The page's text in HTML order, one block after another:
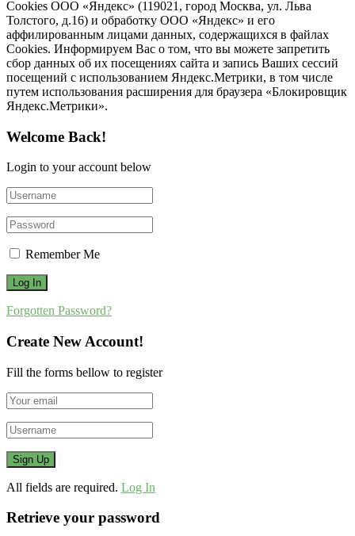
Cookies ООО «Яндекс» (119021, город Москва, ул. Льва
Толстого, д.16) и обработку ООО «Яндекс» и его
аффилированным лицами данных, содержащихся в файлах
Cookies. Информируем Вас о том, что вы можете запретить
сбор данных об их посещениях сайта и запись Ваших сессий
посещений с использованием Яндекс.Метрики, в том числе
путем использования расширения для браузера «Блокировщик
Яндекс.Метрики».
Welcome Back!
Login to your account below
Remember Me
Forgotten Password?
Create New Account!
Fill the forms bellow to register
All fields are required. Log In
Retrieve your password